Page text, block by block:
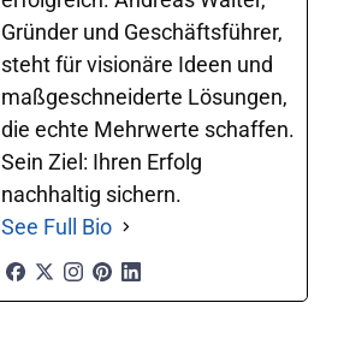
Gründer und Geschäftsführer,
steht für visionäre Ideen und
maßgeschneiderte Lösungen,
die echte Mehrwerte schaffen.
Sein Ziel: Ihren Erfolg
nachhaltig sichern.
See Full Bio